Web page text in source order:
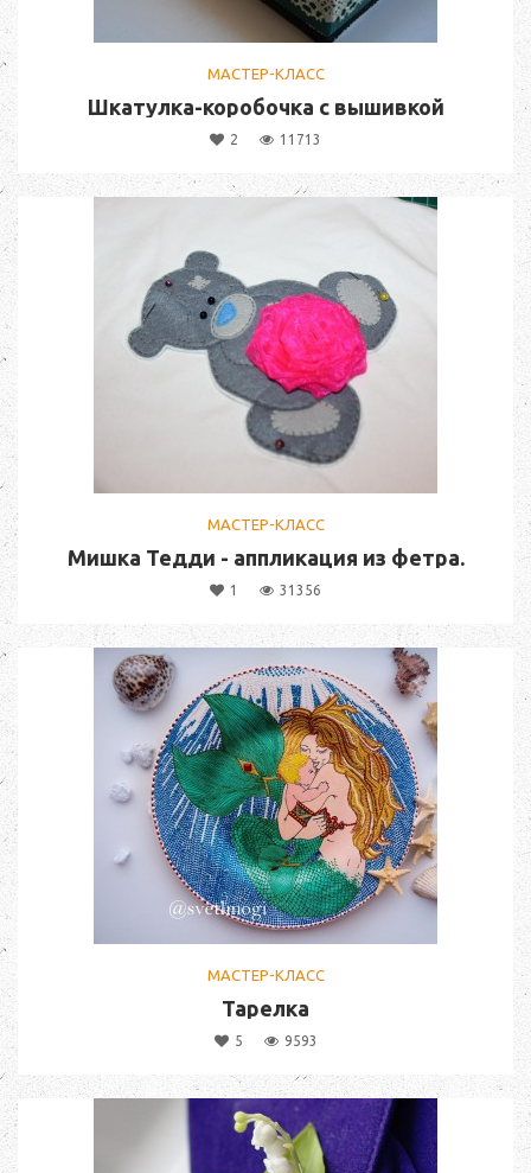
МАСТЕР-КЛАСС
Шкатулка-коробочка с вышивкой
2 11713
МАСТЕР-КЛАСС
Мишка Тедди - аппликация из фетра.
1 31356
МАСТЕР-КЛАСС
Тарелка
5 9593